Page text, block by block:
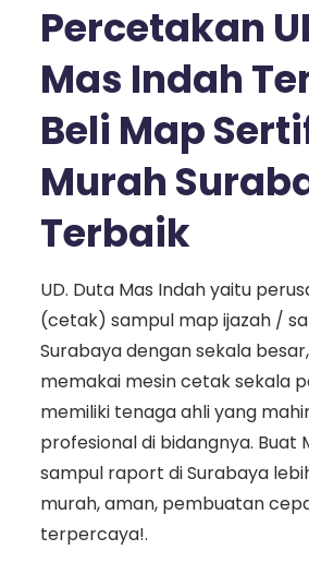
Percetakan
Mas Indah
Beli Map
Murah
Terbaik
UD. Duta Mas Indah yaitu
(cetak) sampul map ijazah /
Surabaya dengan sekala
memakai mesin cetak sekala
memiliki tenaga ahli yang
profesional di bidangnya. Buat
sampul raport di Surabaya
murah, aman, pembuatan
terpercaya!.